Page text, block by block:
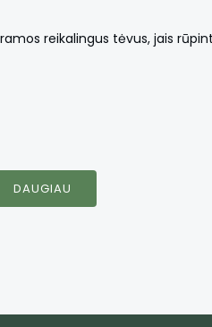
reikalingus tėvus, jais
DAUGIAU